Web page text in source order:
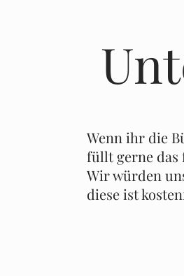
Wenn ihr die
füllt gerne das
Wir würden
diese ist